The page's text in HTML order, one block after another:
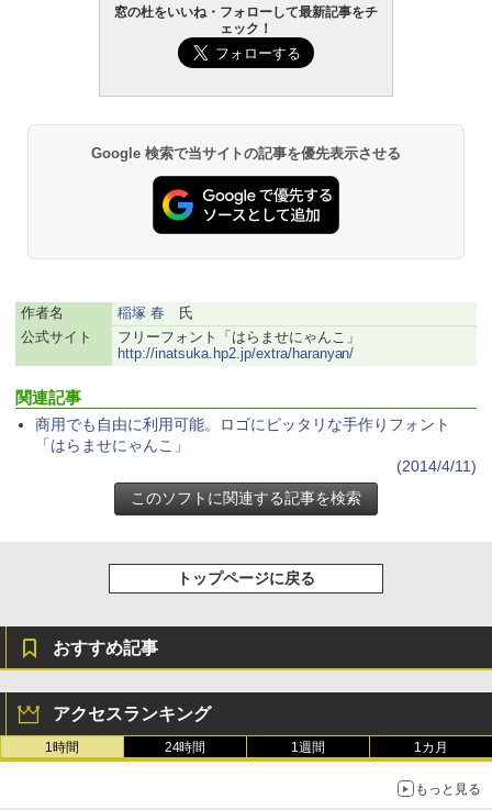
￥139,880
生成AIパスポート公式テキスト 第４版
AIイラスト表現辞典: 思い通りの絵を引き
出す プロンプトの言葉 AI画像生成シリー
ズ (はぴーイラストLabo)
1冊ですべて身につくHTML & CSSとWe
bデザイン入門講座［第2版］
ClaudeCode いちばんやさしい 教科書:
非エンジニア 初心者 素人 でも安心 使い
方 マニュアル AI副業にもコンテンツ作成
￥99
ードウェア・市販ソフトウェアのパーフ
￥1,600
Amazon Kindle - 目に優しい、かさばら
ない、大きな画面で読みやすい、6週間持
し
￥16,980
Kindle Paperwhite シグニチャーエディ
ブラック
￥27,980
Amazon Kindle Paperwhite (16GB) 7イ
ンチディスプレイ、色調調節ライト、12
週間持続バッテリー、広告なし、ブラッ
￥22,980
Amazon Kindle Colorsoft | 16GBストレ
ージ、防水、7インチカラーディスプレ
New Amazon Kindle Scribe Colorsoft |
11インチカラーディスプレイ、64GBスト
レージ、ノート機能搭載、明るさ自動調
整、色調調節ライト、プレミアムペン付
窓の杜をいいね・フォローして最新記事をチ
ェック！
Google 検索で当サイトの記事を優先表示させる
作者名 稲塚 春 氏
公式サイト
フリーフォント「はらませにゃんこ」
http://inatsuka.hp2.jp/extra/haranyan/
関連記事
商用でも自由に利用可能。ロゴにピッタリな手作りフォント
「はらませにゃんこ」
(2014/4/11)
トップページに戻る
おすすめ記事
アクセスランキング
1時間 24時間 1週間 1カ月
もっと見る